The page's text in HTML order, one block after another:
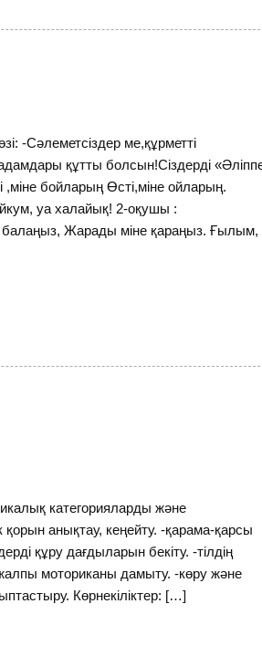
-Сәлеметсіздер ме,құрметті
құтты болсын!Сіздерді
,міне бойларың Өсті,міне ойларың.
уа халайық! 2-оқушы :
Жарады міне қараңыз. Ғылым,
категорияларды және
анықтау, кеңейту. -қарама-қарсы
құру дағдыларын бекіту. -тілдің
моториканы дамыту. -көру және
Көрнекіліктер: […]